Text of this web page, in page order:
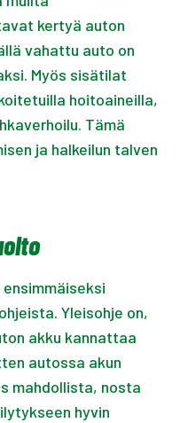
kertyä auton
vahattu auto on
Myös sisätilat
hoitoaineilla,
Tämä
ja halkeilun talven
Yleisohje on,
akku kannattaa
autossa akun
mahdollista, nosta
hyvin